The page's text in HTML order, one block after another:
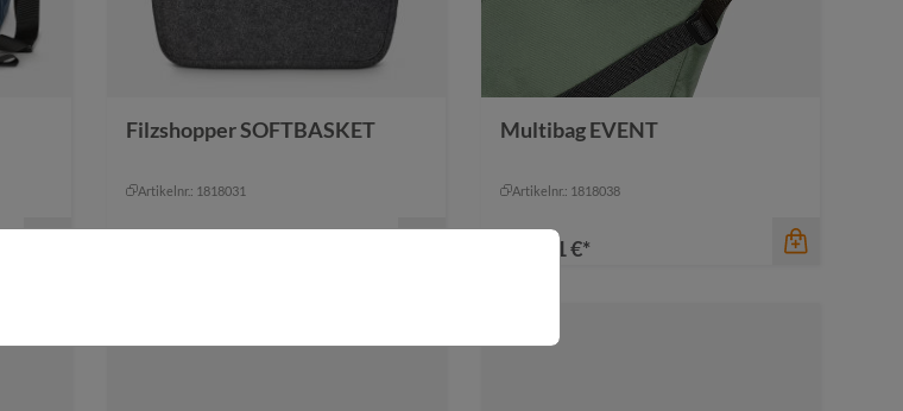
Filzshopper SOFTBASKET
Artikelnr.: 1818031
Multibag EVENT
Artikelnr.: 1818038
6,71 €*